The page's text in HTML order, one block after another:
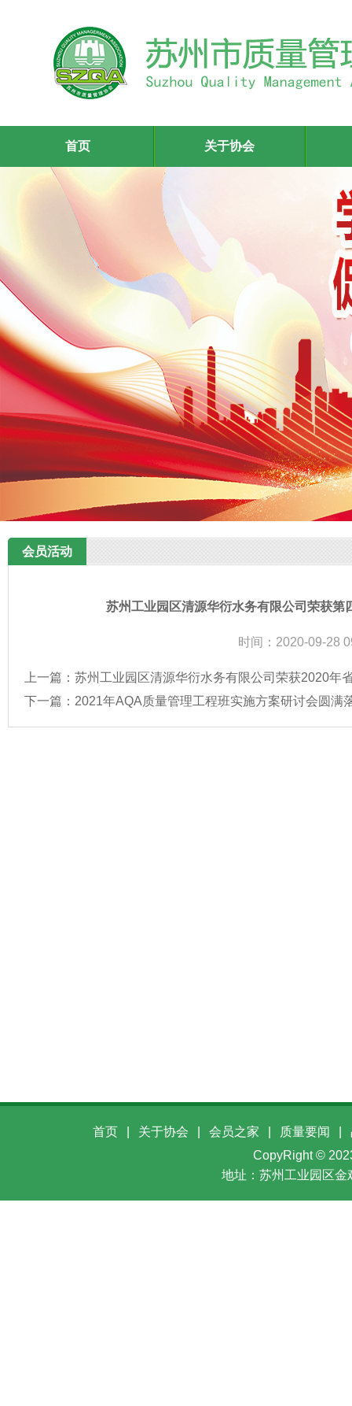
首页 关于协会
会员活动
苏州工业园区清源华衍水务有限公司荣获
时间：2020-09-28
上一篇： 苏州工业园区清源华衍水务有限公司荣获2020年
下一篇： 2021年AQA质量管理工程班实施方案研讨会圆满
首页 关于协会 会员之家 质量要闻
CopyRight ©
地址：苏州工业园区